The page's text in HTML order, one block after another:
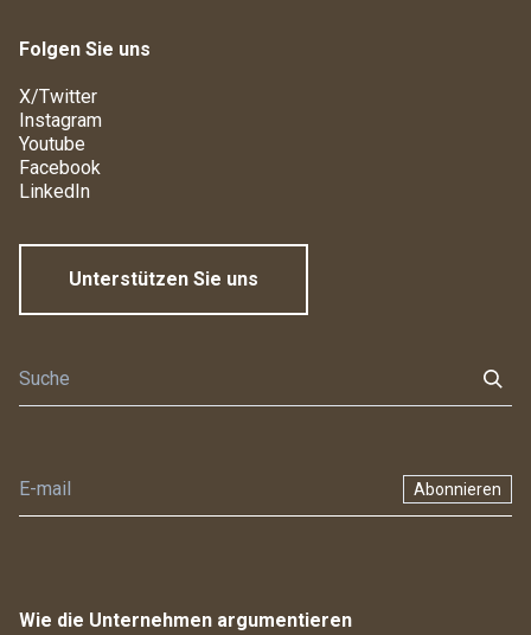
Folgen Sie uns
X/Twitter
Instagram
Youtube
Facebook
LinkedIn
Unterstützen Sie uns
Abonnieren
Wie die Unternehmen argumentieren